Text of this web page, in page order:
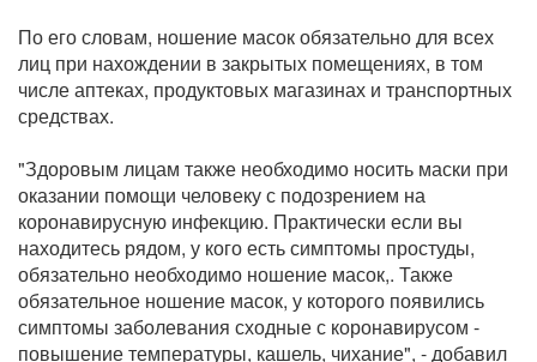
По его словам, ношение масок обязательно для всех
лиц при нахождении в закрытых помещениях, в том
числе аптеках, продуктовых магазинах и транспортных
средствах.
"Здоровым лицам также необходимо носить маски при
оказании помощи человеку с подозрением на
коронавирусную инфекцию. Практически если вы
находитесь рядом, у кого есть симптомы простуды,
обязательно необходимо ношение масок,. Также
обязательное ношение масок, у которого появились
симптомы заболевания сходные с коронавирусом -
повышение температуры, кашель, чихание", - добавил